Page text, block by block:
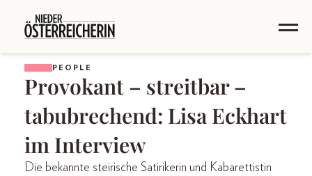
PEOPLE
Provokant – streitbar –
tabubrechend: Lisa Eckhart
im Interview
Die bekannte steirische Satirikerin und Kabarettistin